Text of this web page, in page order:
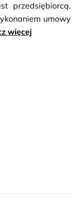
przedsiębiorcą.
umowy
więcej